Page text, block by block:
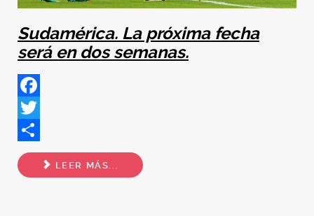
Sudamérica. La próxima fecha
será en dos semanas.
Facebook
Twitter
Share
LEER MÁS...